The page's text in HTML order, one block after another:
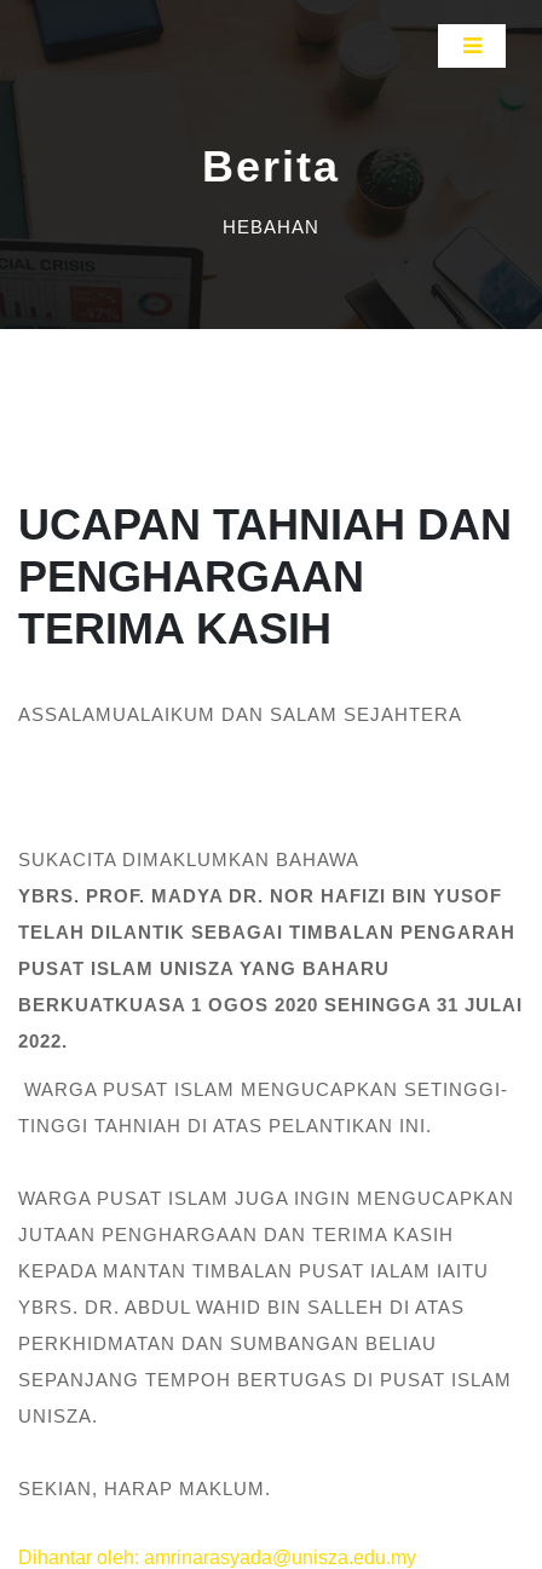
Berita
HEBAHAN
UCAPAN TAHNIAH DAN
PENGHARGAAN
TERIMA KASIH
ASSALAMUALAIKUM DAN SALAM SEJAHTERA
SUKACITA DIMAKLUMKAN BAHAWA
YBRS. PROF. MADYA DR. NOR HAFIZI BIN YUSOF
TELAH DILANTIK SEBAGAI TIMBALAN PENGARAH
PUSAT ISLAM UNISZA YANG BAHARU
BERKUATKUASA 1 OGOS 2020 SEHINGGA 31 JULAI
2022.
WARGA PUSAT ISLAM MENGUCAPKAN SETINGGI-
TINGGI TAHNIAH DI ATAS PELANTIKAN INI.
WARGA PUSAT ISLAM JUGA INGIN MENGUCAPKAN
JUTAAN PENGHARGAAN DAN TERIMA KASIH
KEPADA MANTAN TIMBALAN PUSAT IALAM IAITU
YBRS. DR. ABDUL WAHID BIN SALLEH DI ATAS
PERKHIDMATAN DAN SUMBANGAN BELIAU
SEPANJANG TEMPOH BERTUGAS DI PUSAT ISLAM
UNISZA.
SEKIAN, HARAP MAKLUM.
Dihantar oleh: amrinarasyada@unisza.edu.my